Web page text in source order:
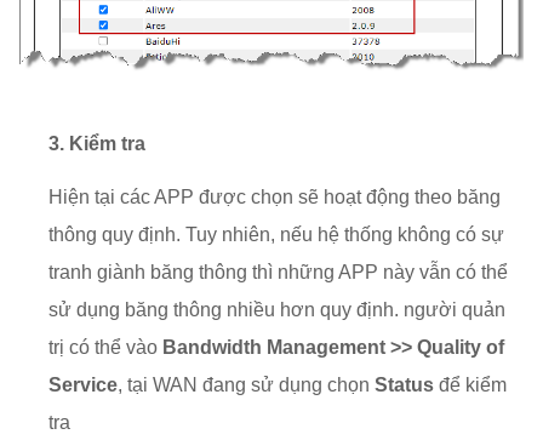
3. Kiểm tra
Hiện tại các APP được chọn sẽ hoạt động theo băng
thông quy định. Tuy nhiên, nếu hệ thống không có sự
tranh giành băng thông thì những APP này vẫn có thể
sử dụng băng thông nhiều hơn quy định. người quản
trị có thể vào Bandwidth Management >> Quality of
Service, tại WAN đang sử dụng chọn Status để kiểm
tra